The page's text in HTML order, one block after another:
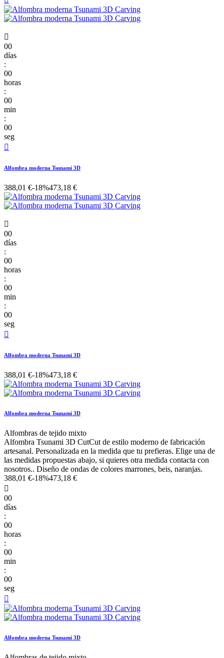

00
días
:
00
horas
:
00
min
:
00
seg

Alfombra moderna Tsunami 3D
388,01 €-18%473,18 €

00
días
:
00
horas
:
00
min
:
00
seg

Alfombra moderna Tsunami 3D
388,01 €-18%473,18 €
Alfombra moderna Tsunami 3D
Alfombras de tejido mixto
Alfombra Tsunami 3D CutCut de estilo moderno de fabricación
artesanal. Personalizada en la medida que tu prefieras. Elige una de
las medidas propuestas abajo, si quieres otra medida contacta con
nosotros.. Diseño de ondas de colores marrones, beis, naranjas.
388,01 €-18%473,18 €

00
días
:
00
horas
:
00
min
:
00
seg

Alfombra moderna Tsunami 3D